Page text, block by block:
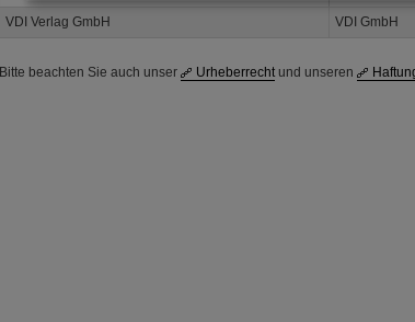
VDI Verlag GmbH
VDI GmbH
Bitte beachten Sie auch unser Urheberrechtund unseren